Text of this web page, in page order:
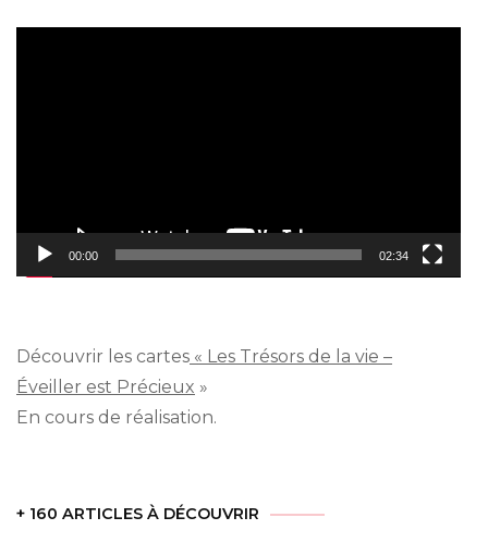
00:00 02:34
Découvrir les cartes « Les Trésors de la vie –
Éveiller est Précieux »
En cours de réalisation.
+ 160 ARTICLES À DÉCOUVRIR